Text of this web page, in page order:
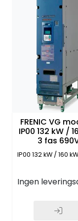
FRENIC VG
IP00 132 kW /
3 fas
IP00 132 kW / 160 kW
Ingen